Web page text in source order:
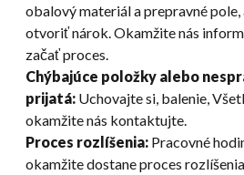
obalový materiál a prepravné pole,
otvoriť nárok. Okamžite nás
začať proces.
Chýbajúce položky alebo
prijatá: Uchovajte si, balenie,
okamžite nás kontaktujte.
Proces rozlíšenia: Pracovné
okamžite dostane proces